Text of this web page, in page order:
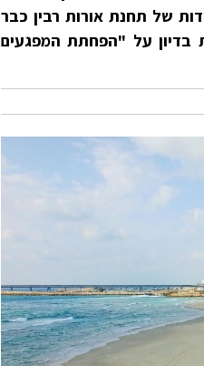
קובעת כי "ניתן להקדים ולהשבית 2 מבין 4 היחידות של תחנת אורות רבין כבר
הדעת בדיון על "הפחתת המפגעים